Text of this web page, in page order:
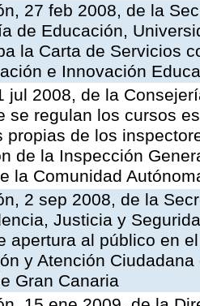
27 feb 2008, de la
de Educación,
la Carta de Servicios
e Innovación
jul 2008, de la
se regulan los cursos
propias de los
de la Inspección
la Comunidad
2 sep 2008, de la
Justicia y
apertura al público en
y Atención
Gran Canaria